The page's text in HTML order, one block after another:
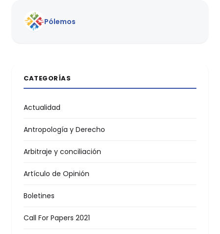
Pólemos
CATEGORÍAS
Actualidad
Antropología y Derecho
Arbitraje y conciliación
Artículo de Opinión
Boletines
Call For Papers 2021